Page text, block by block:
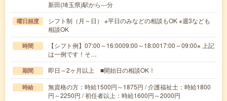
新田(埼玉県)駅から---分
曜日頻度
シフト制（月～日） ※平日のみなどの相談もOK ※週3なども
相談OK
時間
【シフト例】07:00～16:0009:00～18:0017:00～09:00※ 上記
は一例です！そ…
期間 即日～2ヶ月以上 ■開始日の相談OK！
時給
無資格の方：時給1500円～1875円 / 介護福祉士：時給1800
円～2250円 / 初任者以上：時給1600円～2000円